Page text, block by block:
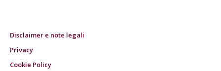
Disclaimer e note legali
Privacy
Cookie Policy